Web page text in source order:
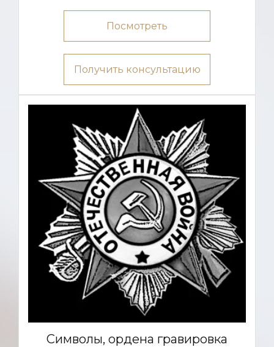
Посмотреть
Получить консультацию
Символы, ордена гравировка